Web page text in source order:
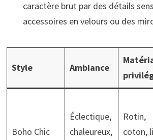
caractère brut par des détails
accessoires en velours ou des
Style Ambiance
Boho Chic
Éclectique,
chaleureux,
Rotin,
coton,